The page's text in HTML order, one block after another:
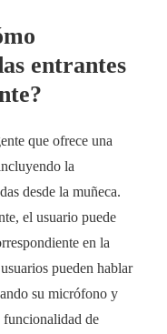
entrantes
que ofrece una
la
desde la muñeca.
el usuario puede
en la
pueden hablar
su micrófono y
funcionalidad de